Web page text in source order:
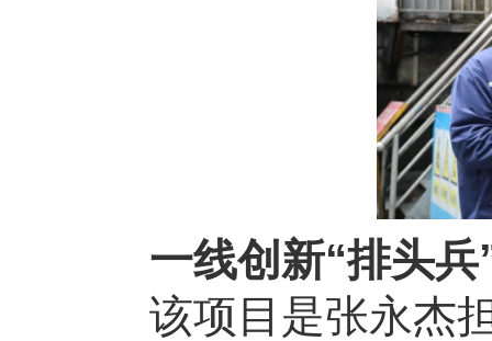
一线创新“排头兵
该项目是张永杰